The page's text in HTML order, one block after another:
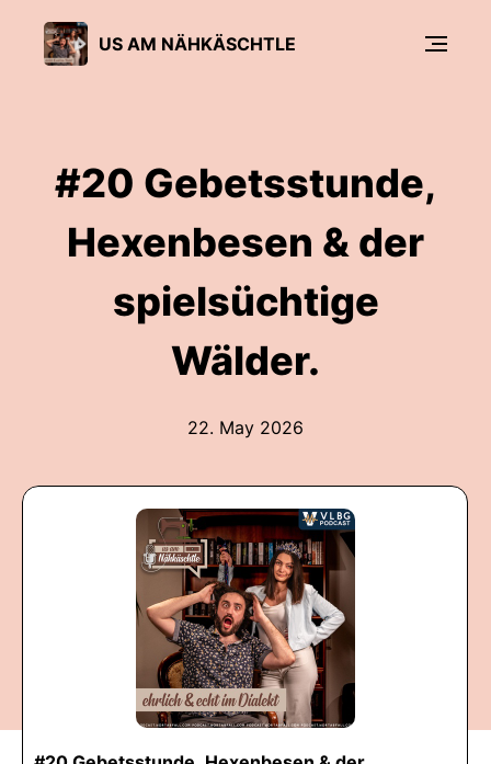
US AM NÄHKÄSCHTLE
#20 Gebetsstunde,
Hexenbesen & der
spielsüchtige
Wälder.
22. May 2026